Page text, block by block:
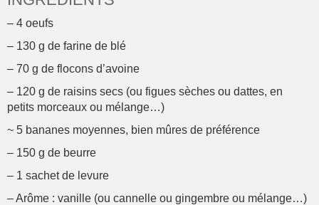
– 4 oeufs
– 130 g de farine de blé
– 70 g de flocons d’avoine
– 120 g de raisins secs (ou figues sèches ou dattes, en
petits morceaux ou mélange…)
~ 5 bananes moyennes, bien mûres de préférence
– 150 g de beurre
– 1 sachet de levure
– Arôme : vanille (ou cannelle ou gingembre ou mélange…)